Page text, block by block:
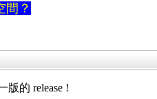
間？
版的 release !